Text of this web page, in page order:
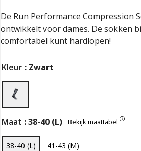
De Run Performance Compression
ontwikkelt voor dames. De sokken
comfortabel kunt hardlopen!
Kleur : Zwart
Maat : 38-40 (L) Bekijk maattabel
38-40 (L) 41-43 (M)